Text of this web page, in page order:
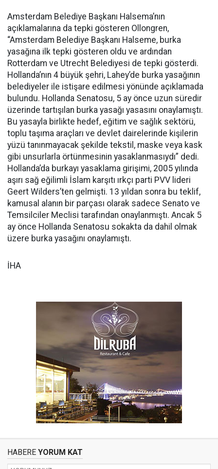
Amsterdam Belediye Başkanı Halsema’nın
açıklamalarına da tepki gösteren Ollongren,
“Amsterdam Belediye Başkanı Halseme, burka
yasağına ilk tepki gösteren oldu ve ardından
Rotterdam ve Utrecht Belediyesi de tepki gösterdi.
Hollanda’nın 4 büyük şehri, Lahey’de burka yasağının
belediyeler ile istişare edilmesi yönünde açıklamada
bulundu. Hollanda Senatosu, 5 ay önce uzun süredir
üzerinde tartışılan burka yasağı yasasını onaylamıştı.
Bu yasayla birlikte hedef, eğitim ve sağlık sektörü,
toplu taşıma araçları ve devlet dairelerinde kişilerin
yüzü tanınmayacak şekilde tekstil, maske veya kask
gibi unsurlarla örtünmesinin yasaklanmasıydı” dedi.
Hollanda’da burkayı yasaklama girişimi, 2005 yılında
aşırı sağ eğilimli İslam karşıtı ırkçı parti PVV lideri
Geert Wilders’ten gelmişti. 13 yıldan sonra bu teklif,
kamusal alanın bir parçası olarak sadece Senato ve
Temsilciler Meclisi tarafından onaylanmıştı. Ancak 5
ay önce Hollanda Senatosu sokakta da dahil olmak
üzere burka yasağını onaylamıştı.
İHA
HABERE YORUM KAT